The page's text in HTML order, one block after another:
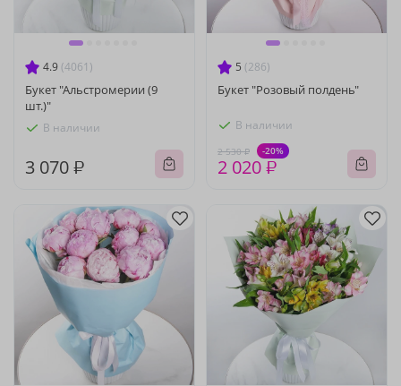
4.9 (4061)
Букет "Альстромерии (9
шт.)"
В наличии
3 070 ₽
5 (286)
Букет "Розовый полдень"
В наличии
2 530 ₽ -20%
2 020 ₽